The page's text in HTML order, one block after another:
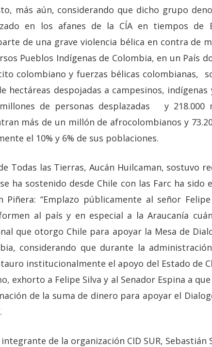
más aún, considerando que dicho grupo
en los afanes de la CÍA en tiempos
de una grave violencia bélica en contra de
Pueblos Indígenas de Colombia, en un País
colombiano y fuerzas bélicas colombianas,
hectáreas despojadas a campesinos,
de personas desplazadas y 218.000
más de un millón de afrocolombianos y
el 10% y 6% de sus poblaciones.
Todas las Tierras, Aucán Huilcaman, sostuvo
ha sostenido desde Chile con las Farc ha
Piñera: “Emplazo públicamente al señor
al país y en especial a la Araucanía
que otorgo Chile para apoyar la Mesa de
considerando que durante la
institucionalmente el apoyo del Estado de
exhorto a Felipe Silva y al Senador Espina a
de la suma de dinero para apoyar el
de la organización CID SUR, Sebastián